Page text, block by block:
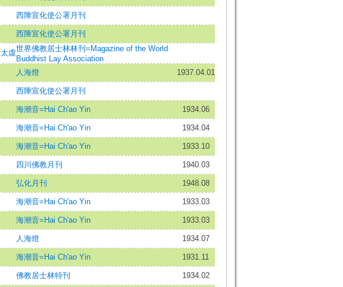
西陲宣化使公署月刊
西陲宣化使公署月刊
太虛世界佛教居士林林刊=Magazine of the World
Buddhist Lay Association
人海燈 1937.04.01
西陲宣化使公署月刊
海潮音=Hai Ch'ao Yin 1934.06
海潮音=Hai Ch'ao Yin 1934.04
海潮音=Hai Ch'ao Yin 1933.10
四川佛教月刊 1940.03
弘化月刊 1948.08
海潮音=Hai Ch'ao Yin 1933.03
海潮音=Hai Ch'ao Yin 1933.03
人海燈 1934.07
海潮音=Hai Ch'ao Yin 1931.11
佛教居士林特刊 1934.02